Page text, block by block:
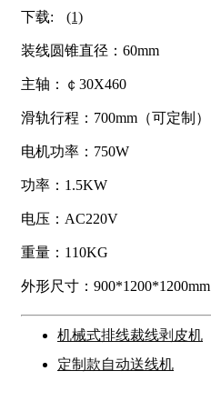
下载: (1)
装线圆锥直径：60mm
主轴：￠30X460
滑轨行程：700mm（可定制）
电机功率：750W
功率：1.5KW
电压：AC220V
重量：110KG
外形尺寸：900*1200*1200mm
机械式排线裁线剥皮机
定制款自动送线机